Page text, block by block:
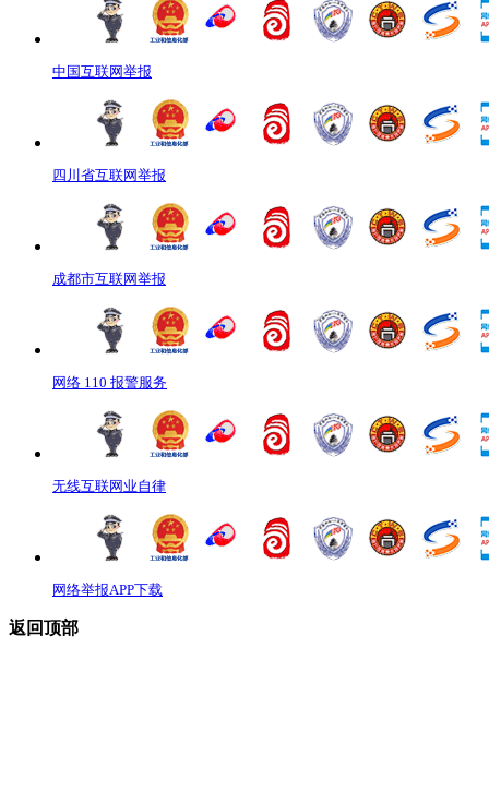
中国互联网举报
四川省互联网举报
成都市互联网举报
网络 110 报警服务
无线互联网业自律
网络举报APP下载
返回顶部